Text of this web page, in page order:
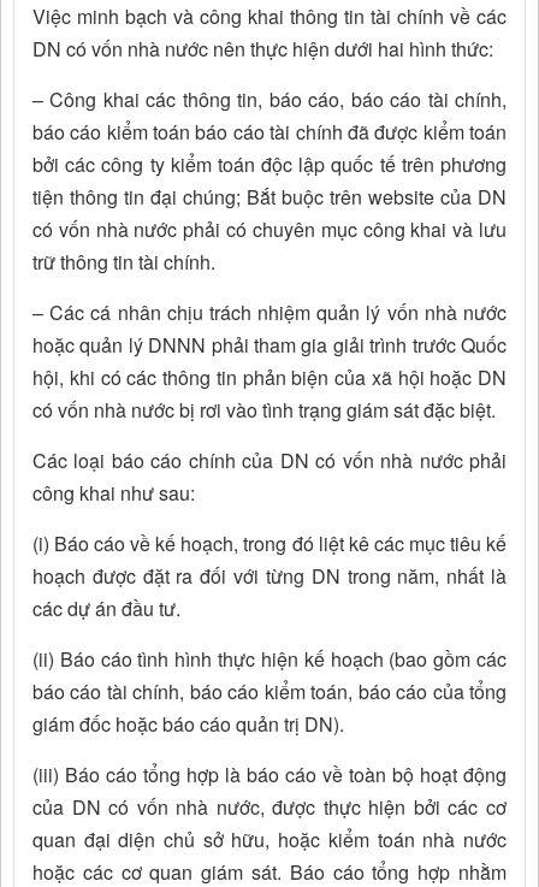
Việc minh bạch và công khai thông tin tài chính về các
DN có vốn nhà nước nên thực hiện dưới hai hình thức:
– Công khai các thông tin, báo cáo, báo cáo tài chính,
báo cáo kiểm toán báo cáo tài chính đã được kiểm toán
bởi các công ty kiểm toán độc lập quốc tế trên phương
tiện thông tin đại chúng; Bắt buộc trên website của DN
có vốn nhà nước phải có chuyên mục công khai và lưu
trữ thông tin tài chính.
– Các cá nhân chịu trách nhiệm quản lý vốn nhà nước
hoặc quản lý DNNN phải tham gia giải trình trước Quốc
hội, khi có các thông tin phản biện của xã hội hoặc DN
có vốn nhà nước bị rơi vào tình trạng giám sát đặc biệt.
Các loại báo cáo chính của DN có vốn nhà nước phải
công khai như sau:
(i) Báo cáo về kế hoạch, trong đó liệt kê các mục tiêu kế
hoạch được đặt ra đối với từng DN trong năm, nhất là
các dự án đầu tư.
(ii) Báo cáo tình hình thực hiện kế hoạch (bao gồm các
báo cáo tài chính, báo cáo kiểm toán, báo cáo của tổng
giám đốc hoặc báo cáo quản trị DN).
(iii) Báo cáo tổng hợp là báo cáo về toàn bộ hoạt động
của DN có vốn nhà nước, được thực hiện bởi các cơ
quan đại diện chủ sở hữu, hoặc kiểm toán nhà nước
hoặc các cơ quan giám sát. Báo cáo tổng hợp nhằm